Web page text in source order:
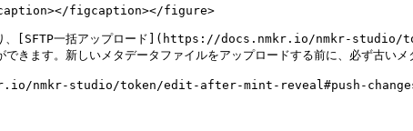
figcaption></figure>
れており、[SFTP一括アップロード](https://docs.nmkr.io/
ます。新しいメタデータファイルをアップロードする前に、必ず古いメ
nmkr-studio/token/edit-after-mint-reveal#push-